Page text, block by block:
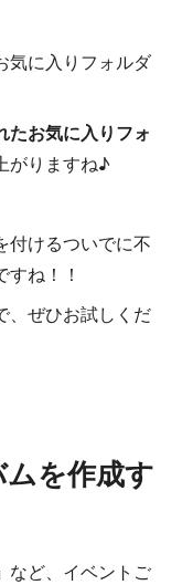
気に入りフォルダ
たお気に入りフォ
がりますね♪
けるついでに不
ね！！
、ぜひお試しくだ
を作成す
など、イベントご